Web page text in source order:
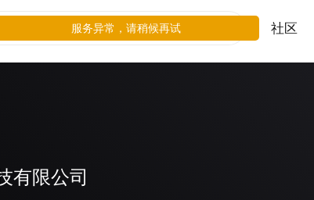
社区
有限公司
服务异常，请稍候再试